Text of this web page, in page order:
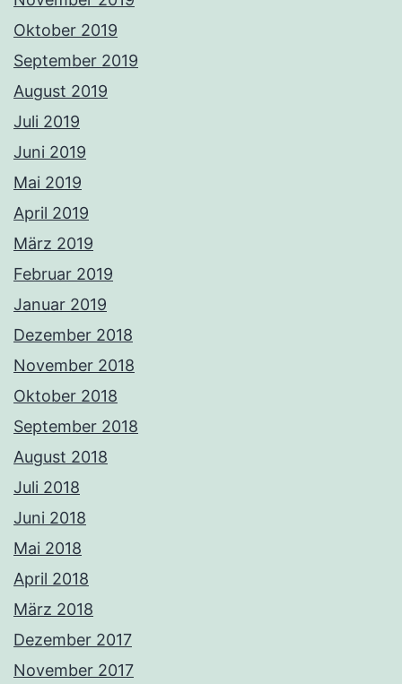
Oktober 2019
September 2019
August 2019
Juli 2019
Juni 2019
Mai 2019
April 2019
März 2019
Februar 2019
Januar 2019
Dezember 2018
November 2018
Oktober 2018
September 2018
August 2018
Juli 2018
Juni 2018
Mai 2018
April 2018
März 2018
Dezember 2017
November 2017